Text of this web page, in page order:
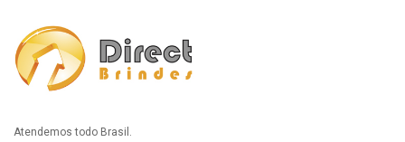
Atendemos todo Brasil.